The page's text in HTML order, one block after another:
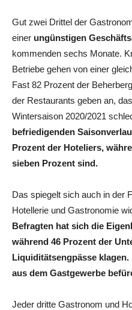
Gut zwei Drittel der
einer ungünstigen
kommenden sechs Monate.
Betriebe gehen von einer
Fast 82 Prozent der
der Restaurants geben an,
Wintersaison 2020/2021
befriedigenden
Prozent der Hoteliers,
sieben Prozent sind.
Das spiegelt sich auch in der
Hotellerie und Gastronomie
Befragten hat sich die
während 46 Prozent der
Liquiditätsengpässe klagen.
aus dem Gastgewerbe
Jeder dritte Gastronom und